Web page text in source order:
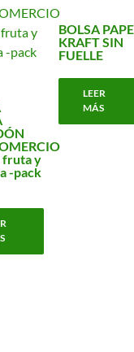
fruta y
-pack
BOLSA
KRAFT SIN
FUELLE
LEER
MÁS